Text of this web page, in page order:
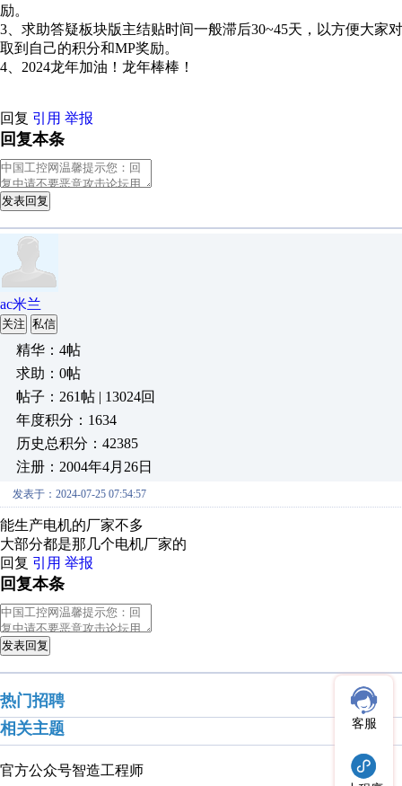
励。
3、求助答疑板块版主结贴时间一般滞后30~45天，以方便大
取到自己的积分和MP奖励。
4、2024龙年加油！龙年棒棒！
回复 引用 举报
回复本条
发表回复
ac米兰
关注 私信
精华：4帖
求助：0帖
帖子：261帖 | 13024回
年度积分：1634
历史总积分：42385
注册：2004年4月26日
发表于：2024-07-25 07:54:57
能生产电机的厂家不多
大部分都是那几个电机厂家的
回复 引用 举报
回复本条
发表回复
热门招聘
相关主题
官方公众号智造工程师
客服